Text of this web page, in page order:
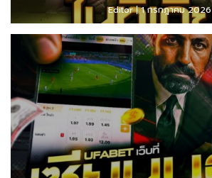
Editor 1 กรกฎาคม 2026